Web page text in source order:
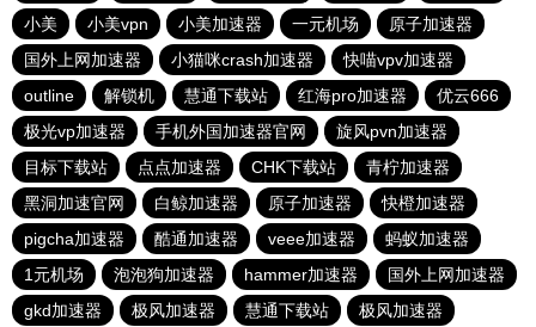
小美
小美vpn 小美加速器 一元机场
原子加速器
国外上网加速器
小猫咪crash加速器
快喵vpv加速器
outline
解锁机 慧通下载站 红海pro加速器
优云666
极光vp加速器
手机外国加速器官网
旋风pvn加速器
目标下载站
点点加速器 CHK下载站
青柠加速器
黑洞加速官网
白鲸加速器 原子加速器
快橙加速器
pigcha加速器
酷通加速器 veee加速器
蚂蚁加速器
1元机场
泡泡狗加速器 hammer加速器
国外上网加速器
gkd加速器
极风加速器 慧通下载站 极风加速器